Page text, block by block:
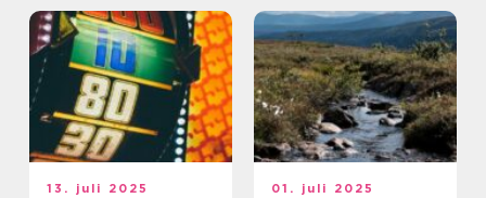
13. juli 2025 01. juli 2025